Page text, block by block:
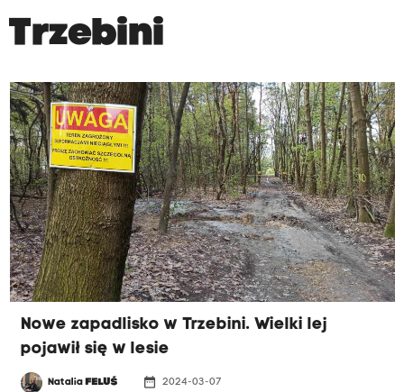
Trzebini
Nowe zapadlisko w Trzebini. Wielki lej
pojawił się w lesie
Natalia FELUŚ date_range 2024-03-07